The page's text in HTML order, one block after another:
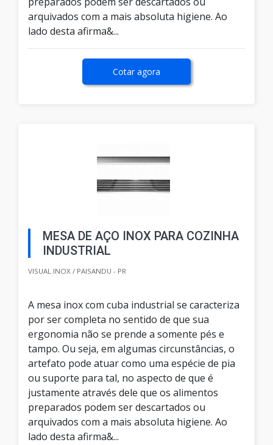
arquivados com a mais absoluta higiene. Ao
lado desta afirma&...
Cotar agora
MESA DE AÇO INOX PARA COZINHA
INDUSTRIAL
VISUAL INOX / PAISANDU - PR
A mesa inox com cuba industrial se caracteriza
por ser completa no sentido de que sua
ergonomia não se prende a somente pés e
tampo. Ou seja, em algumas circunstâncias, o
artefato pode atuar como uma espécie de pia
ou suporte para tal, no aspecto de que é
justamente através dele que os alimentos
preparados podem ser descartados ou
arquivados com a mais absoluta higiene. Ao
lado desta afirma&...